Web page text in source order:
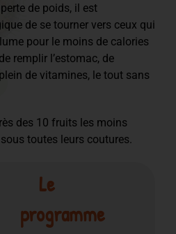
de poids, il est
de se tourner vers ceux qui
pour le moins de calories
remplir l’estomac, de
de vitamines, le tout sans
des 10 fruits les moins
toutes leurs coutures.
Le
programme